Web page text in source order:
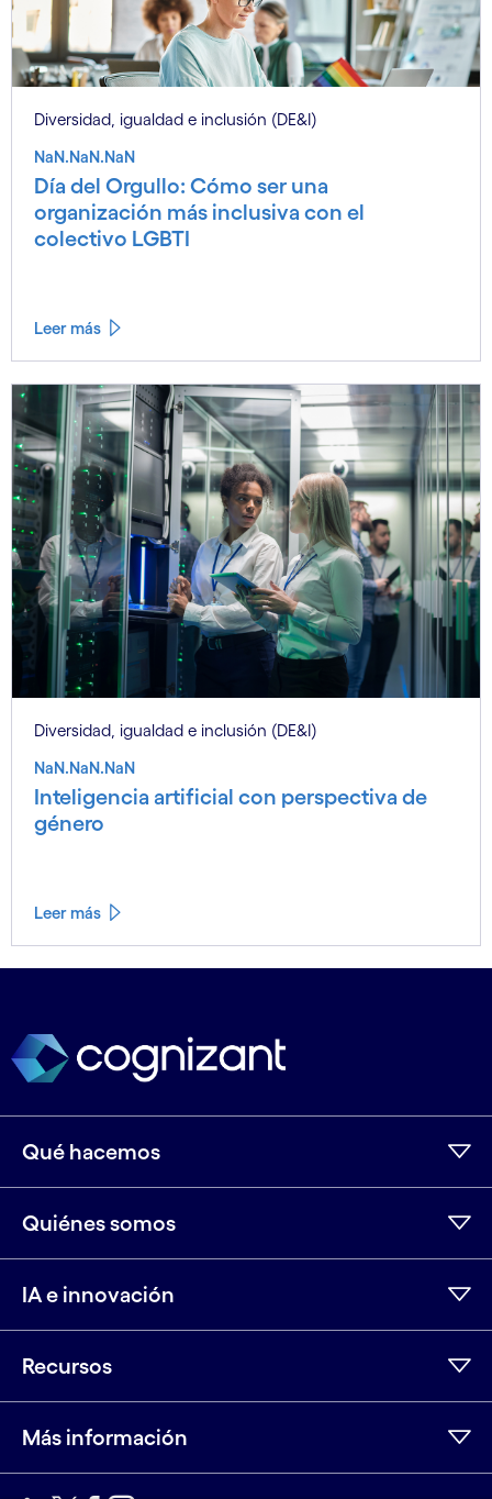
Diversidad, igualdad e inclusión (DE&I)
NaN.NaN.NaN
Día del Orgullo: Cómo ser una
organización más inclusiva con el
colectivo LGBTI
Leer más
Diversidad, igualdad e inclusión (DE&I)
NaN.NaN.NaN
Inteligencia artificial con perspectiva de
género
Leer más
Qué hacemos
Quiénes somos
IA e innovación
Recursos
Más información